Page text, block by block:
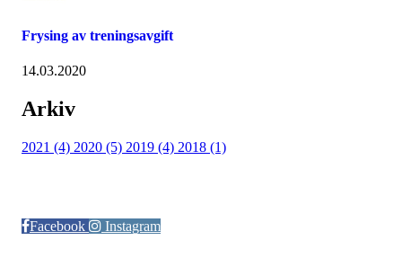
Frysing av treningsavgift
14.03.2020
Arkiv
2021 (4) 2020 (5) 2019 (4) 2018 (1)
Facebook
Instagram